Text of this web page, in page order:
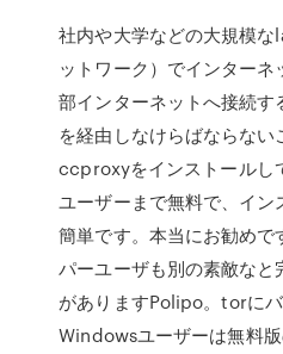
社内や大学などの大規模
ットワーク）でインター
部インターネットへ接続す
を経由しなけらばならな
ccproxyをインストールし
ユーザーまで無料で、イン
簡単です。本当にお勧めで
パーユーザも別の素敵なと
がありますPolipo。torにバ
Windowsユーザーは無料